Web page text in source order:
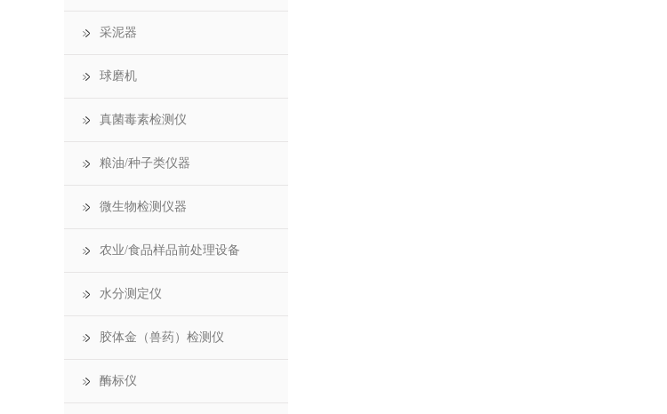
采泥器
球磨机
真菌毒素检测仪
粮油/种子类仪器
微生物检测仪器
农业/食品样品前处理设备
水分测定仪
胶体金（兽药）检测仪
酶标仪